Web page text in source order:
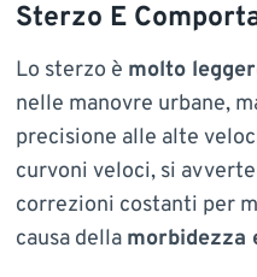
Sterzo E
Lo sterzo è molto
nelle manovre urbane,
precisione alle alte
curvoni veloci, si
correzioni costanti per
causa della morbidezza